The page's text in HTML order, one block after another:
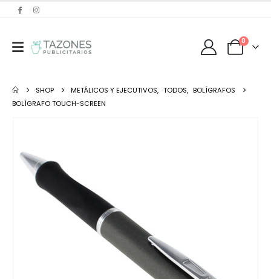
0
SHOP METÁLICOS Y EJECUTIVOS, TODOS, BOLÍGRAFOS
BOLÍGRAFO TOUCH-SCREEN